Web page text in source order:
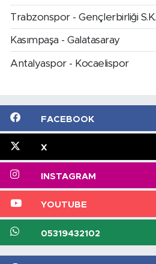
Trabzonspor - Gençlerbirliği S.K.
Kasımpaşa - Galatasaray
Antalyaspor - Kocaelispor
FACEBOOK
X
INSTAGRAM
YOUTUBE
05319432102